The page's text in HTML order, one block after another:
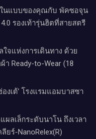
นแบบของคุณกับ พัคซอจุน
รองเท้ารุ่นฮิตที่สายสตรี
จแห่งการเดินทาง ด้วย
Ready-to-Wear (18
งเต้’ โรงแรม​แอม​บาส​ซา​
ลเล็กระดับนาโน ถึงเวลา
ยร์-NanoRelex(R)